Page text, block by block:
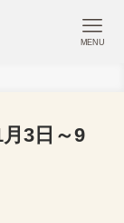
MENU
3日～9